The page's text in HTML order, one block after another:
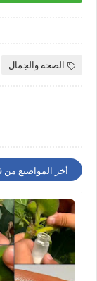
الصحه والجمال
أخر المواضيع